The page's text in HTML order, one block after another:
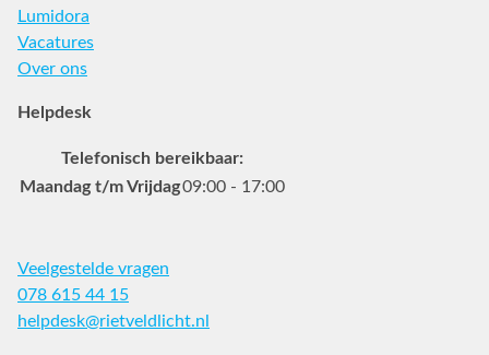
Lumidora
Vacatures
Over ons
Helpdesk
Telefonisch bereikbaar:
Maandag t/m Vrijdag09:00 - 17:00
Veelgestelde vragen
078 615 44 15
helpdesk@rietveldlicht.nl